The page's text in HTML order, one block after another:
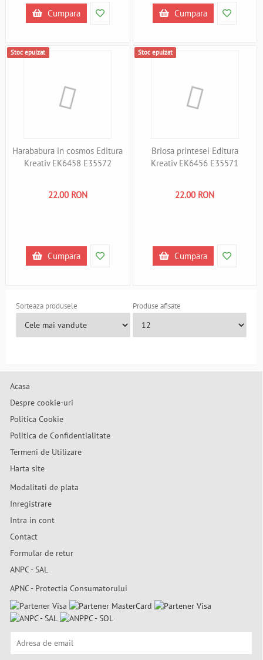
Cumpara Cumpara
Stoc epuizat
Harababura in cosmos Editura
Kreativ EK6458 E35572
22.00 RON
Cumpara
Stoc epuizat
Briosa printesei Editura
Kreativ EK6456 E35571
22.00 RON
Cumpara
Sorteaza produsele Produse afisate
Acasa
Despre cookie-uri
Politica Cookie
Politica de Confidentialitate
Termeni de Utilizare
Harta site
Modalitati de plata
Inregistrare
Intra in cont
Contact
Formular de retur
ANPC - SAL
APNC - Protectia Consumatorului